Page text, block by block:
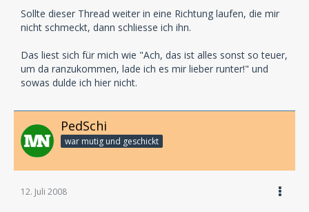
Sollte dieser Thread weiter in eine Richtung laufen, die mir
nicht schmeckt, dann schliesse ich ihn.
Das liest sich für mich wie "Ach, das ist alles sonst so teuer,
um da ranzukommen, lade ich es mir lieber runter!" und
sowas dulde ich hier nicht.
PedSchi
war mutig und geschickt
12. Juli 2008